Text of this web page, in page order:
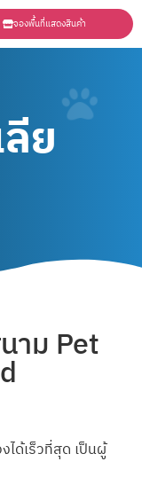
จองพื้นที่แสดงสินค้า
ย
าม Pet
ได้เร็วที่สุด เป็นผู้